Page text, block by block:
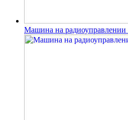
Машина на радиоуправлении